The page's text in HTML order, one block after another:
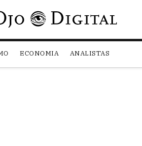
Pasar al contenido principal
ECONOMIA ANALISTAS